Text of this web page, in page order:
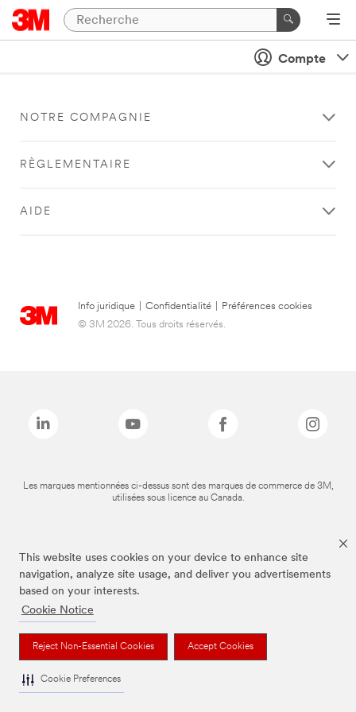
This website uses cookies on your device to enhance site
navigation, analyze site usage, and deliver you advertisements
based on your interests.
Cookie Notice
Reject Non-Essential Cookies Accept Cookies
Cookie Preferences
Compte
NOTRE COMPAGNIE
RÈGLEMENTAIRE
AIDE
Info juridique Confidentialité
Préférences cookies
© 3M 2026. Tous droits réservés.
Les marques mentionnées ci-dessus sont des marques de commerce de 3M,
utilisées sous licence au Canada.